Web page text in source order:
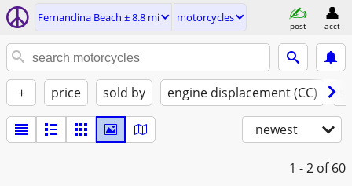
Fernandina Beach ± 8.8 mi motorcycles
post acct
+ price sold by engine displacement (CC)
newest
1 - 2 of 60